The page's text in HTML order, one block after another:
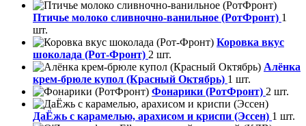
Птичье молоко сливночно-ванильное (РотФронт) 1
шт.
Коровка вкус
шоколада (Рот-Фронт) 2 шт.
Алёнка
крем-брюле купол (Красный Октябрь) 1 шт.
Фонарики (РотФронт) 2 шт.
ДаЁжь с карамелью, арахисом и криспи (Эссен) 1 шт.